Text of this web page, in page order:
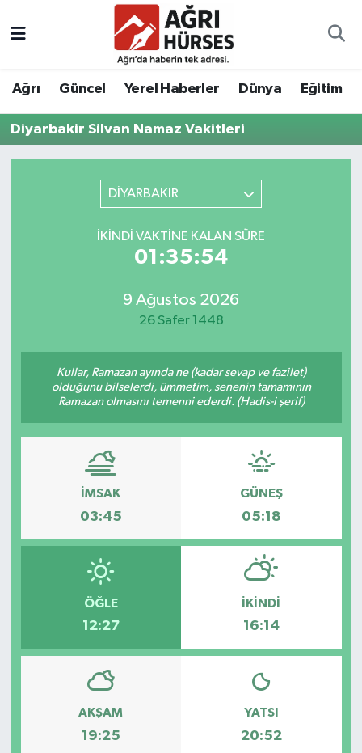
Ağrı Güncel Yerel Haberler Dünya Eğitim
Diyarbakir Silvan Namaz Vakitleri
DİYARBAKIR
İKINDI VAKTINE KALAN SÜRE
01:35:54
9 Ağustos 2026
26 Safer 1448
Kullar, Ramazan ayında ne (kadar sevap ve fazilet)
olduğunu bilselerdi, ümmetim, senenin tamamının
Ramazan olmasını temenni ederdi. (Hadis-i şerif)
İMSAK
03:45
GÜNEŞ
05:18
ÖĞLE
12:27
İKINDI
16:14
AKŞAM
19:25
YATSI
20:52
Hava Durumu
Süper Lig Puan Durumu ve Fikstür
Tüm Manşetler
Son Dakika Haberleri